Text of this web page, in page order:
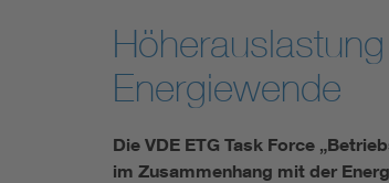
Energiewende
Die VDE ETG Task Force
im Zusammenhang mit der